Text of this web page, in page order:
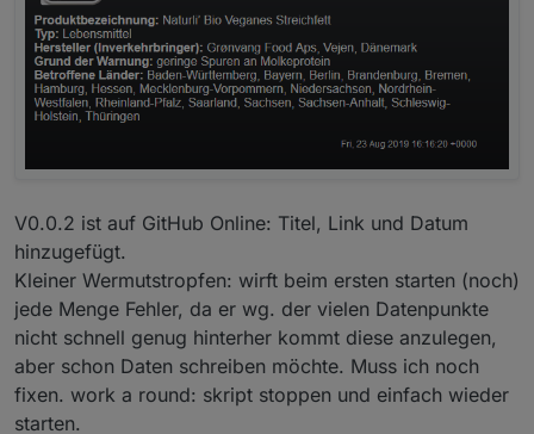
V0.0.2 ist auf GitHub Online: Titel, Link und Datum
hinzugefügt.
Kleiner Wermutstropfen: wirft beim ersten starten (noch)
jede Menge Fehler, da er wg. der vielen Datenpunkte
nicht schnell genug hinterher kommt diese anzulegen,
aber schon Daten schreiben möchte. Muss ich noch
fixen. work a round: skript stoppen und einfach wieder
starten.